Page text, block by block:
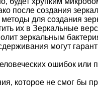
после создания
для создания
их в Зеркальные
зеркальным
могут
ошибок или
которое не смог бы